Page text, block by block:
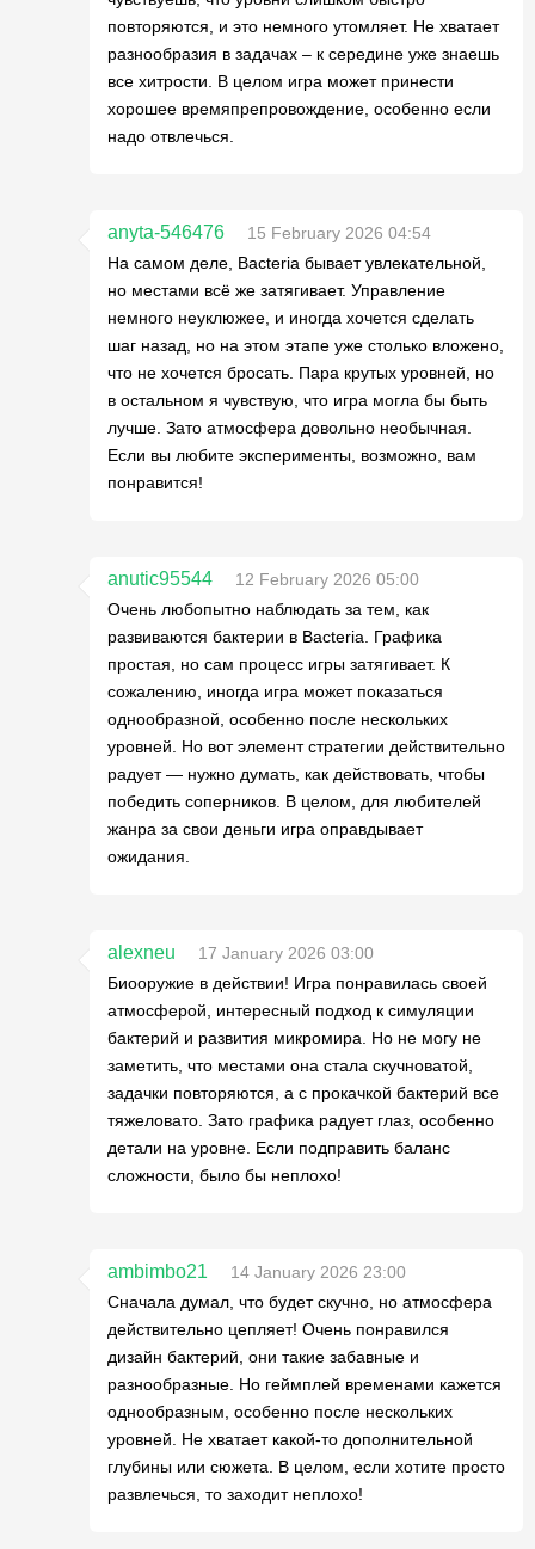
повторяются, и это немного утомляет. Не хватает
разнообразия в задачах – к середине уже знаешь
все хитрости. В целом игра может принести
хорошее времяпрепровождение, особенно если
надо отвлечься.
anyta-546476
15 February 2026 04:54
На самом деле, Bacteria бывает увлекательной,
но местами всё же затягивает. Управление
немного неуклюжее, и иногда хочется сделать
шаг назад, но на этом этапе уже столько вложено,
что не хочется бросать. Пара крутых уровней, но
в остальном я чувствую, что игра могла бы быть
лучше. Зато атмосфера довольно необычная.
Если вы любите эксперименты, возможно, вам
понравится!
anutic95544
12 February 2026 05:00
Очень любопытно наблюдать за тем, как
развиваются бактерии в Bacteria. Графика
простая, но сам процесс игры затягивает. К
сожалению, иногда игра может показаться
однообразной, особенно после нескольких
уровней. Но вот элемент стратегии действительно
радует — нужно думать, как действовать, чтобы
победить соперников. В целом, для любителей
жанра за свои деньги игра оправдывает
ожидания.
alexneu
17 January 2026 03:00
Биооружие в действии! Игра понравилась своей
атмосферой, интересный подход к симуляции
бактерий и развития микромира. Но не могу не
заметить, что местами она стала скучноватой,
задачки повторяются, а с прокачкой бактерий все
тяжеловато. Зато графика радует глаз, особенно
детали на уровне. Если подправить баланс
сложности, было бы неплохо!
ambimbo21
14 January 2026 23:00
Сначала думал, что будет скучно, но атмосфера
действительно цепляет! Очень понравился
дизайн бактерий, они такие забавные и
разнообразные. Но геймплей временами кажется
однообразным, особенно после нескольких
уровней. Не хватает какой-то дополнительной
глубины или сюжета. В целом, если хотите просто
развлечься, то заходит неплохо!